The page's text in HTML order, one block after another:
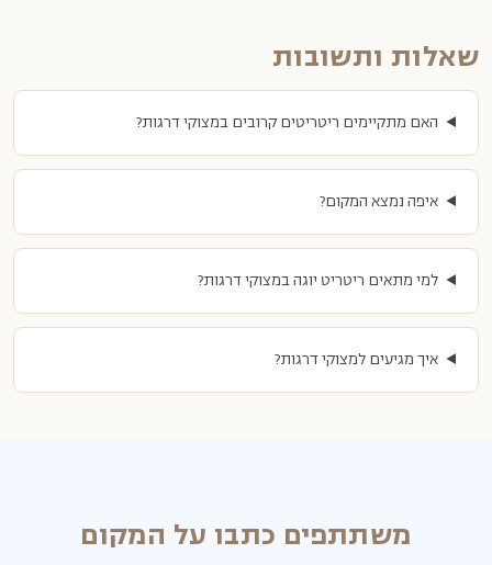
שאלות ותשובות
האם מתקיימים ריטריטים קרובים במצוקי דרגות?
איפה נמצא המקום?
למי מתאים ריטריט יוגה במצוקי דרגות?
איך מגיעים למצוקי דרגות?
משתתפים כתבו על המקום